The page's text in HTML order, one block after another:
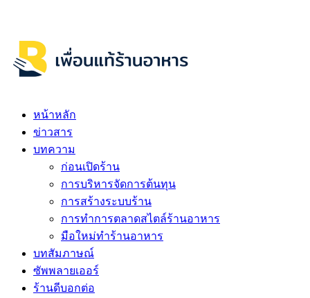
หน้าหลัก
ข่าวสาร
บทความ
ก่อนเปิดร้าน
การบริหารจัดการต้นทุน
การสร้างระบบร้าน
การทำการตลาดสไตล์ร้านอาหาร
มือใหม่ทำร้านอาหาร
บทสัมภาษณ์
ซัพพลายเออร์
ร้านดีบอกต่อ